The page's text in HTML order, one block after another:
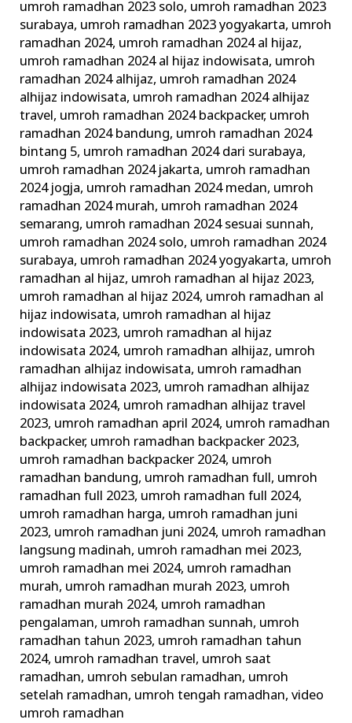
umroh ramadhan 2023 solo, umroh ramadhan 2023
surabaya, umroh ramadhan 2023 yogyakarta, umroh
ramadhan 2024, umroh ramadhan 2024 al hijaz,
umroh ramadhan 2024 al hijaz indowisata, umroh
ramadhan 2024 alhijaz, umroh ramadhan 2024
alhijaz indowisata, umroh ramadhan 2024 alhijaz
travel, umroh ramadhan 2024 backpacker, umroh
ramadhan 2024 bandung, umroh ramadhan 2024
bintang 5, umroh ramadhan 2024 dari surabaya,
umroh ramadhan 2024 jakarta, umroh ramadhan
2024 jogja, umroh ramadhan 2024 medan, umroh
ramadhan 2024 murah, umroh ramadhan 2024
semarang, umroh ramadhan 2024 sesuai sunnah,
umroh ramadhan 2024 solo, umroh ramadhan 2024
surabaya, umroh ramadhan 2024 yogyakarta, umroh
ramadhan al hijaz, umroh ramadhan al hijaz 2023,
umroh ramadhan al hijaz 2024, umroh ramadhan al
hijaz indowisata, umroh ramadhan al hijaz
indowisata 2023, umroh ramadhan al hijaz
indowisata 2024, umroh ramadhan alhijaz, umroh
ramadhan alhijaz indowisata, umroh ramadhan
alhijaz indowisata 2023, umroh ramadhan alhijaz
indowisata 2024, umroh ramadhan alhijaz travel
2023, umroh ramadhan april 2024, umroh ramadhan
backpacker, umroh ramadhan backpacker 2023,
umroh ramadhan backpacker 2024, umroh
ramadhan bandung, umroh ramadhan full, umroh
ramadhan full 2023, umroh ramadhan full 2024,
umroh ramadhan harga, umroh ramadhan juni
2023, umroh ramadhan juni 2024, umroh ramadhan
langsung madinah, umroh ramadhan mei 2023,
umroh ramadhan mei 2024, umroh ramadhan
murah, umroh ramadhan murah 2023, umroh
ramadhan murah 2024, umroh ramadhan
pengalaman, umroh ramadhan sunnah, umroh
ramadhan tahun 2023, umroh ramadhan tahun
2024, umroh ramadhan travel, umroh saat
ramadhan, umroh sebulan ramadhan, umroh
setelah ramadhan, umroh tengah ramadhan,video
umroh ramadhan